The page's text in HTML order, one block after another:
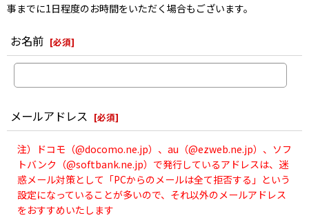
事までに1日程度のお時間をいただく場合もございます。
お名前 [必須]
メールアドレス [必須]
注）ドコモ（@docomo.ne.jp）、au（@ezweb.ne.jp）、ソフ
トバンク（@softbank.ne.jp）で発行しているアドレスは、迷
惑メール対策として「PCからのメールは全て拒否する」という
設定になっていることが多いので、それ以外のメールアドレス
をおすすめいたします